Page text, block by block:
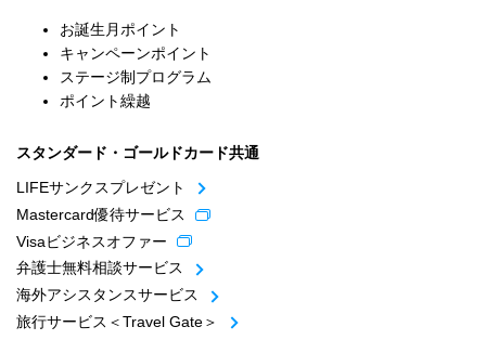
お誕生月ポイント
キャンペーンポイント
ステージ制プログラム
ポイント繰越
スタンダード・ゴールドカード共通
LIFEサンクスプレゼント
Mastercard優待サービス
Visaビジネスオファー
弁護士無料相談サービス
海外アシスタンスサービス
旅行サービス＜Travel Gate＞